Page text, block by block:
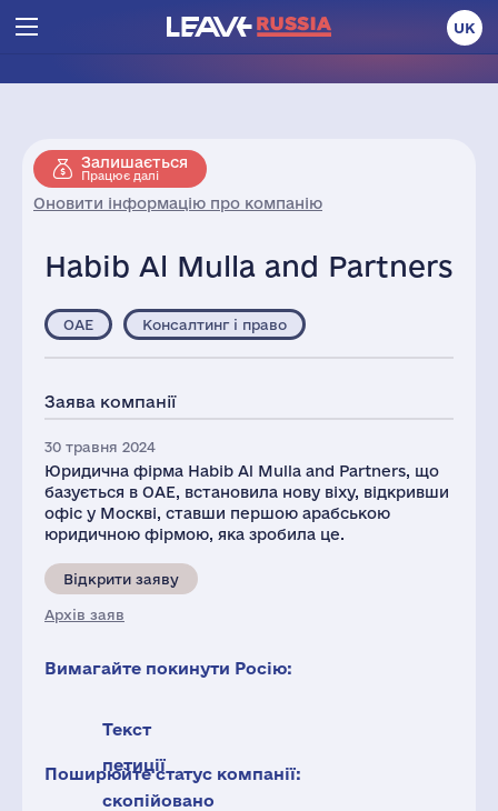
UK
Залишається
Працює далі
Оновити інформацію про компанію
Habib Al Mulla and Partners
ОАЕ Консалтинг і право
Заява компанії
30 травня 2024
Юридична фірма Habib Al Mulla and Partners, що
базується в ОАЕ, встановила нову віху, відкривши
офіс у Москві, ставши першою арабською
юридичною фірмою, яка зробила це.
Відкрити заяву
Архів заяв
Вимагайте покинути Росію:
Текст
петиції
скопійовано
Поширюйте статус компанії: